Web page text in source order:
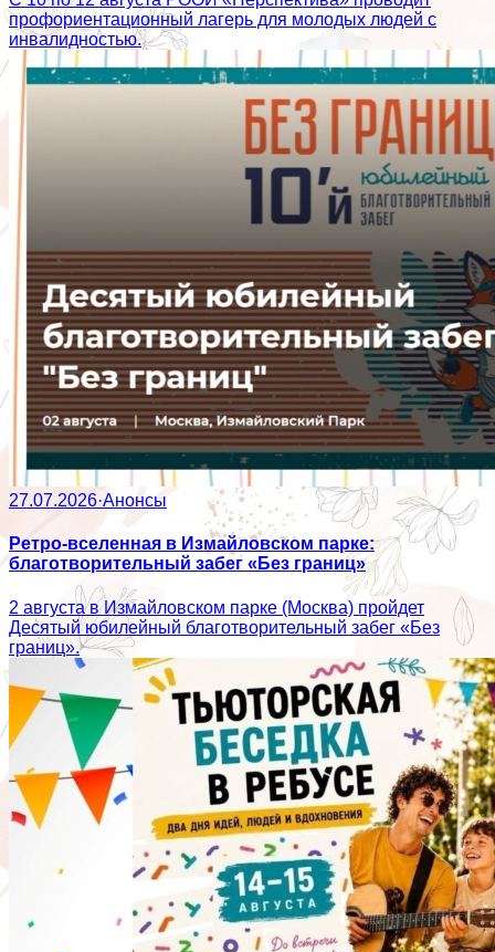
профориентационный лагерь для молодых людей с
инвалидностью.
27.07.2026·Анонсы
Ретро-вселенная в Измайловском парке:
благотворительный забег «Без границ»
2 августа в Измайловском парке (Москва) пройдет
Десятый юбилейный благотворительный забег «Без
границ».